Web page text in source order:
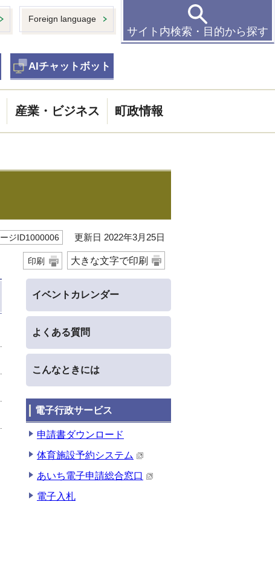
Foreign language
AIチャットボット
サイト内検索・目的から探す
産業・ビジネス 町政情報
ジID1000006 更新日 2022年3月25日
印刷 大きな文字で印刷
イベントカレンダー
よくある質問
こんなときには
電子行政サービス
申請書ダウンロード
体育施設予約システム
あいち電子申請総合窓口
電子入札